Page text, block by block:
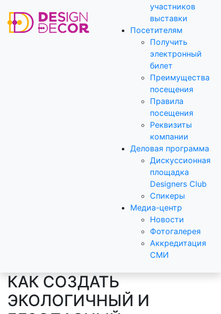
участников
выставки
Посетителям
Получить
электронный
билет
Преимущества
посещения
Правила
посещения
Реквизиты
компании
Деловая программа
Дискуссионная
площадка
Designers Club
Спикеры
Медиа-центр
Новости
Фотогалерея
Аккредитация
СМИ
КАК СОЗДАТЬ
ЭКОЛОГИЧНЫЙ И